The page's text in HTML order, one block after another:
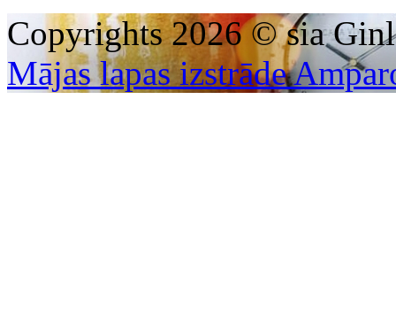
Copyrights 2026 © sia
Mājas lapas izstrāde